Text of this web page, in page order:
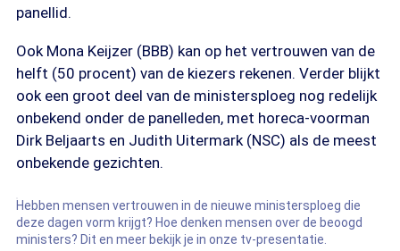
panellid.
Ook Mona Keijzer (BBB) kan op het vertrouwen van de
helft (50 procent) van de kiezers rekenen. Verder blijkt
ook een groot deel van de ministersploeg nog redelijk
onbekend onder de panelleden, met horeca-voorman
Dirk Beljaarts en Judith Uitermark (NSC) als de meest
onbekende gezichten.
Hebben mensen vertrouwen in de nieuwe ministersploeg die
deze dagen vorm krijgt? Hoe denken mensen over de beoogd
ministers? Dit en meer bekijk je in onze tv-presentatie.